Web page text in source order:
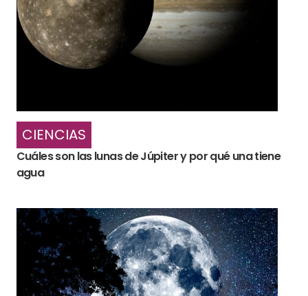
CIENCIAS
Cuáles son las lunas de Júpiter y por qué una tiene
agua